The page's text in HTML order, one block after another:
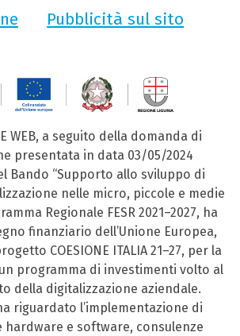
Pubblicità sul sito
WEB, a seguito della domanda di
presentata in data 03/05/2024
Bando “Supporto allo sviluppo di
nelle micro, piccole e medie
Regionale FESR 2021–2027, ha
finanziario dell’Unione Europea,
COESIONE ITALIA 21–27, per la
programma di investimenti volto al
della digitalizzazione aziendale.
riguardato l’implementazione di
e software, consulenze